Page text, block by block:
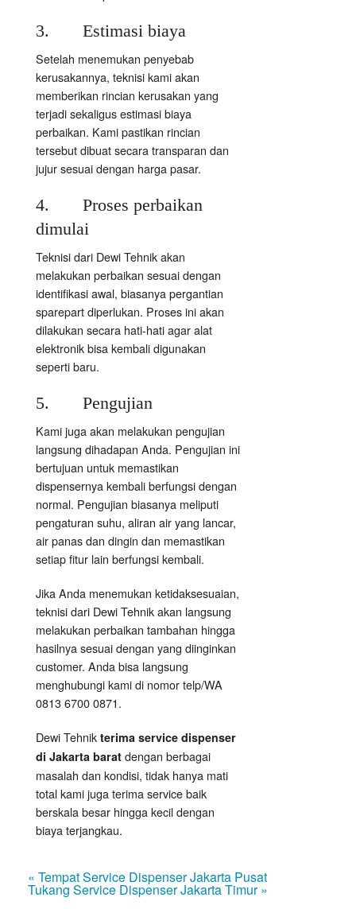
3. Estimasi biaya
Setelah menemukan penyebab
kerusakannya, teknisi kami akan
memberikan rincian kerusakan yang
terjadi sekaligus estimasi biaya
perbaikan. Kami pastikan rincian
tersebut dibuat secara transparan dan
jujur sesuai dengan harga pasar.
4. Proses perbaikan
dimulai
Teknisi dari Dewi Tehnik akan
melakukan perbaikan sesuai dengan
identifikasi awal, biasanya pergantian
sparepart diperlukan. Proses ini akan
dilakukan secara hati-hati agar alat
elektronik bisa kembali digunakan
seperti baru.
5. Pengujian
Kami juga akan melakukan pengujian
langsung dihadapan Anda. Pengujian ini
bertujuan untuk memastikan
dispensernya kembali berfungsi dengan
normal. Pengujian biasanya meliputi
pengaturan suhu, aliran air yang lancar,
air panas dan dingin dan memastikan
setiap fitur lain berfungsi kembali.
Jika Anda menemukan ketidaksesuaian,
teknisi dari Dewi Tehnik akan langsung
melakukan perbaikan tambahan hingga
hasilnya sesuai dengan yang diinginkan
customer. Anda bisa langsung
menghubungi kami di nomor telp/WA
0813 6700 0871.
Dewi Tehnik terima service dispenser
di Jakarta barat dengan berbagai
masalah dan kondisi, tidak hanya mati
total kami juga terima service baik
berskala besar hingga kecil dengan
biaya terjangkau.
« Tempat Service Dispenser Jakarta Pusat
Tukang Service Dispenser Jakarta Timur »